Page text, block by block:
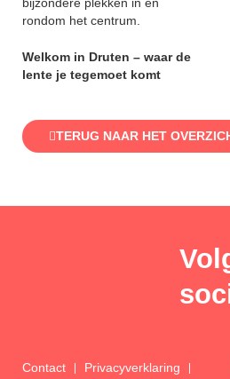
bijzondere plekken in en
rondom het centrum.
Welkom in Druten – waar de
lente je tegemoet komt
TERUG NAAR HET
Contact
Privacyverklaring